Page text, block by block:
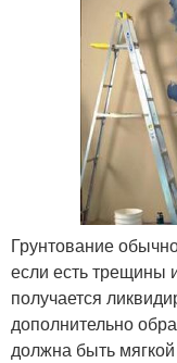
Грунтование
если есть трещины
получается
дополнительно
должна быть